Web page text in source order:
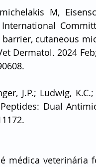
M,
cutaneous
Dermatol. 2024
J.P.; Ludwig,
Dual
médica veterinária